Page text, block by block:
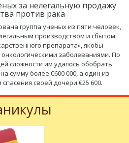
за нелегальную продажу
против рака
группа ученых из пяти человек,
производством и сбытом
препарата», якобы
заболеваниями. По
сложности им удалось обобрать
сумму более €600 000, а один из
своей дочери €25 600.